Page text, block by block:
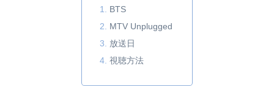
BTS
MTV Unplugged
放送日
視聴方法